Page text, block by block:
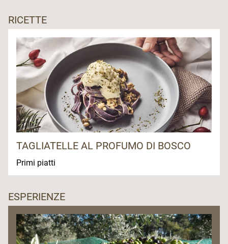
RICETTE
TAGLIATELLE AL PROFUMO DI BOSCO
Primi piatti
ESPERIENZE